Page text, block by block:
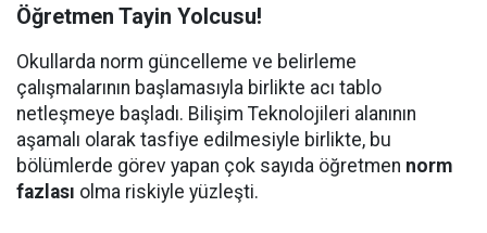
Öğretmen Tayin Yolcusu!
Okullarda norm güncelleme ve belirleme
çalışmalarının başlamasıyla birlikte acı tablo
netleşmeye başladı. Bilişim Teknolojileri alanının
aşamalı olarak tasfiye edilmesiyle birlikte, bu
bölümlerde görev yapan çok sayıda öğretmen norm
fazlası olma riskiyle yüzleşti.